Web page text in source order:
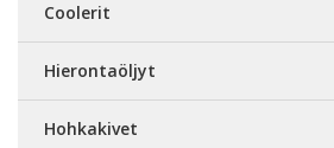
Coolerit
Hierontaöljyt
Hohkakivet